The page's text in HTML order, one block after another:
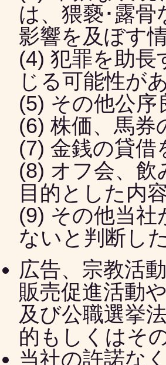
は、猥褻･露骨
影響を及ぼす
犯罪を助長
じる可能性が
その他公序
株価、馬券
金銭の貸借
オフ会、飲
目的とした内
その他当社
ないと判断し
広告、宗教活
販売促進活動
及び公職選挙
的もしくはそ
当社の許諾な